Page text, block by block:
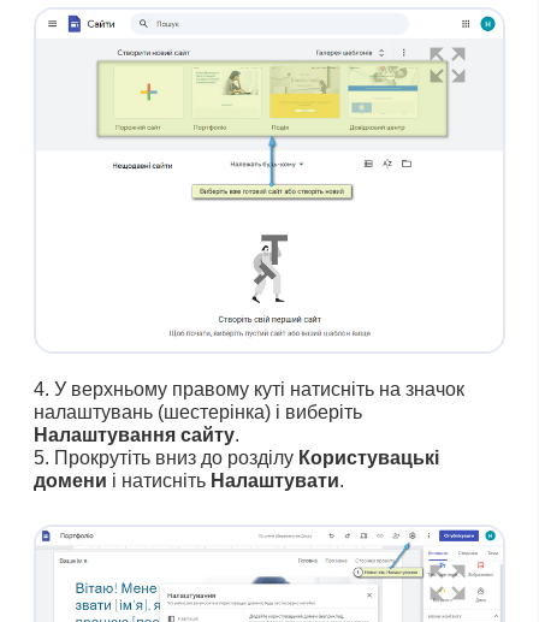
У верхньому правому куті натисніть на значок
налаштувань (шестерінка) і виберіть
Налаштування сайту.
Прокрутіть вниз до розділу Користувацькі
домени і натисніть Налаштувати.